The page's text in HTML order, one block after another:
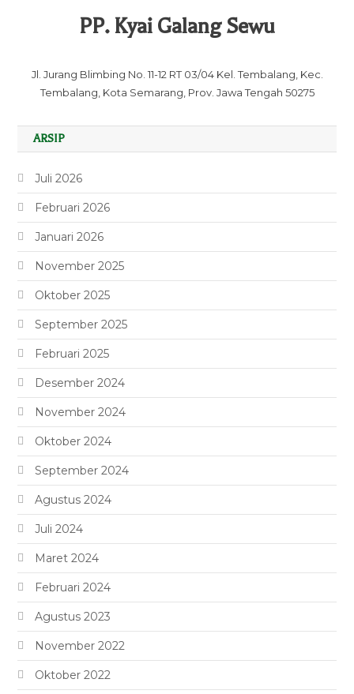
PP. Kyai Galang Sewu
Jl. Jurang Blimbing No. 11-12 RT 03/04 Kel. Tembalang, Kec.
Tembalang, Kota Semarang, Prov. Jawa Tengah 50275
ARSIP
Juli 2026
Februari 2026
Januari 2026
November 2025
Oktober 2025
September 2025
Februari 2025
Desember 2024
November 2024
Oktober 2024
September 2024
Agustus 2024
Juli 2024
Maret 2024
Februari 2024
Agustus 2023
November 2022
Oktober 2022